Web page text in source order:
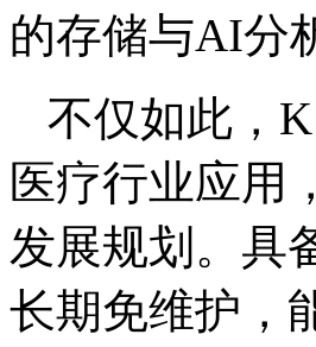
的存储与AI分
不仅如此，
医疗行业应用
发展规划。具
长期免维护，